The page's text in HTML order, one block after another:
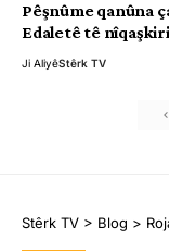
Pêşnûme qanûna
Edaletê tê
Ji AliyêStêrk TV
Stêrk TV > Blog >